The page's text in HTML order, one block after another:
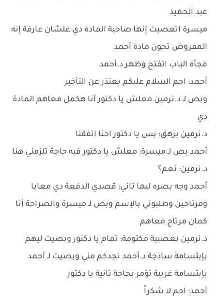
عبد الحميد
ميسرة اتعصبت إنها صاحبة المادة دي علشان عارفة إنه
المفروض تحون مادة أحمد
فجأة الباب اتفتح وظهر د.أحمد
أحمد: احم السلام عليكم بعتذر عن التأخير
وبص لـ د.نرمين معلش يا دكتور أنا هكمل معاهم المادة
دي
د.نرمين بزهق: بس يا دكتور احنا اتفقنا
أحمد بص لـ ميسرة: معلش يا دكتور فيه حاجة تلزمني هنا
د.نرمين: نعم؟
أحمد وجه بصره ليها تاني: قصدي الدفعة دي معايا
ومرتاحين وطلبوني بالإسم وبص لـ ميسرة والصراحة أنا
كمان مرتاح معاهم
د.نرمين بعصبية مكتومة: تمام يا دكتور وبصيت ليهم
بإبتسامة ساذجة د.أحمد نجدكم مني وبصيت لـ أحمد
بإبتسامة غريبة تؤمر بحاجة تانية يا دكتور
أحمد: احم لا شكراً